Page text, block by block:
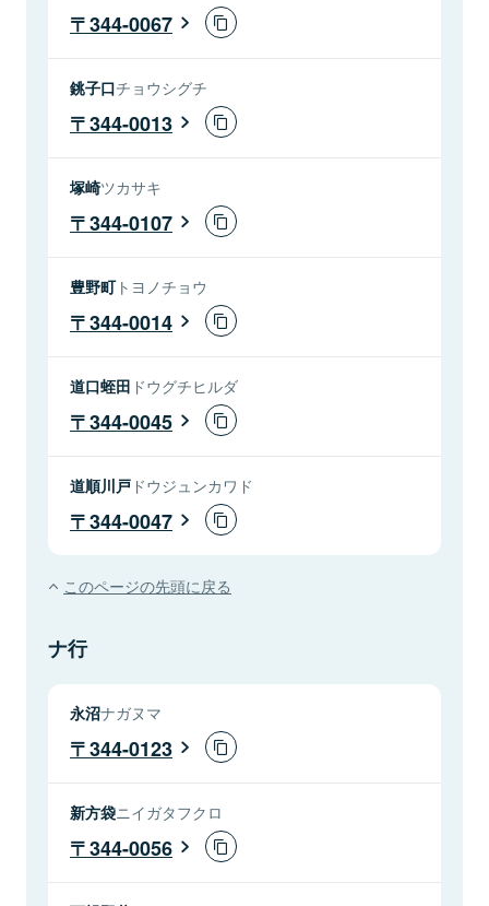
344-0067
銚子口チョウシグチ
344-0013
塚崎ツカサキ
344-0107
豊野町トヨノチョウ
344-0014
道口蛭田 ドウグチヒルダ
344-0045
道順川戸 ドウジュンカワド
344-0047
このページの先頭に戻る
ナ行
永沼ナガヌマ
344-0123
新方袋ニイガタフクロ
344-0056